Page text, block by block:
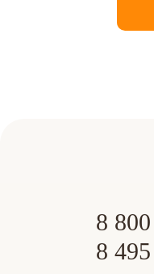
8
8